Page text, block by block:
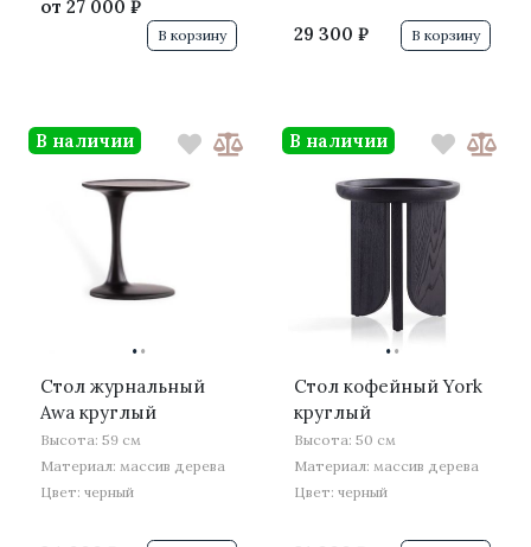
от 27 000 ₽
В корзину 29 300 ₽ В корзину
··
Стол журнальный
Awa круглый
Высота: 59 см
Материал: массив дерева
Цвет: черный
В наличии
··
Стол кофейный York
круглый
Высота: 50 см
Материал: массив дерева
Цвет: черный
В наличии